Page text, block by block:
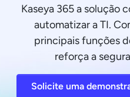
Kaseya 365 a solução
automatizar a TI.
principais funções
reforça a
Solicite uma